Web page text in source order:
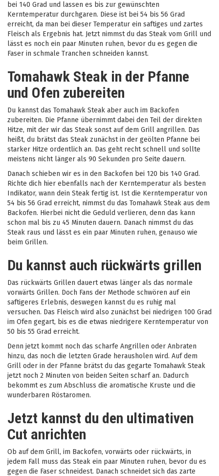
bei 140 Grad und lassen es bis zur gewünschten
Kerntemperatur durchgaren. Diese ist bei 54 bis 56 Grad
erreicht, da man bei dieser Temperatur ein saftiges und zartes
Fleisch als Ergebnis hat. Jetzt nimmst du das Steak vom Grill und
lässt es noch ein paar Minuten ruhen, bevor du es gegen die
Faser in schmale Tranchen schneiden kannst.
Tomahawk Steak in der Pfanne
und Ofen zubereiten
Du kannst das Tomahawk Steak aber auch im Backofen
zubereiten. Die Pfanne übernimmt dabei den Teil der direkten
Hitze, mit der wir das Steak sonst auf dem Grill angrillen. Das
heißt, du brätst das Steak zunächst in der geölten Pfanne bei
starker Hitze ordentlich an. Das geht recht schnell und sollte
meistens nicht länger als 90 Sekunden pro Seite dauern.
Danach schieben wir es in den Backofen bei 120 bis 140 Grad.
Richte dich hier ebenfalls nach der Kerntemperatur als besten
Indikator, wann dein Steak fertig ist. Ist die Kerntemperatur von
54 bis 56 Grad erreicht, nimmst du das Tomahawk Steak aus dem
Backofen. Hierbei nicht die Geduld verlieren, denn das kann
schon mal bis zu 45 Minuten dauern. Danach nimmst du das
Steak raus und lässt es ein paar Minuten ruhen, genauso wie
beim Grillen.
Du kannst auch rückwärts grillen
Das rückwärts Grillen dauert etwas länger als das normale
vorwärts Grillen. Doch Fans der Methode schwören auf ein
saftigeres Erlebnis, deswegen kannst du es ruhig mal
versuchen. Das Fleisch wird also zunächst bei niedrigen 100 Grad
im Ofen gegart, bis es die etwas niedrigere Kerntemperatur von
50 bis 55 Grad erreicht.
Denn jetzt kommt noch das scharfe Angrillen oder Anbraten
hinzu, das noch die letzten Grade herausholen wird. Auf dem
Grill oder in der Pfanne brätst du das gegarte Tomahawk Steak
jetzt noch 2 Minuten von beiden Seiten scharf an. Dadurch
bekommt es zum Abschluss die aromatische Kruste und die
wunderbaren Röstaromen.
Jetzt kannst du den ultimativen
Cut anrichten
Ob auf dem Grill, im Backofen, vorwärts oder rückwärts, in
jedem Fall muss das Steak ein paar Minuten ruhen, bevor du es
gegen die Faser schneidest. Danach schneidet sich das zarte